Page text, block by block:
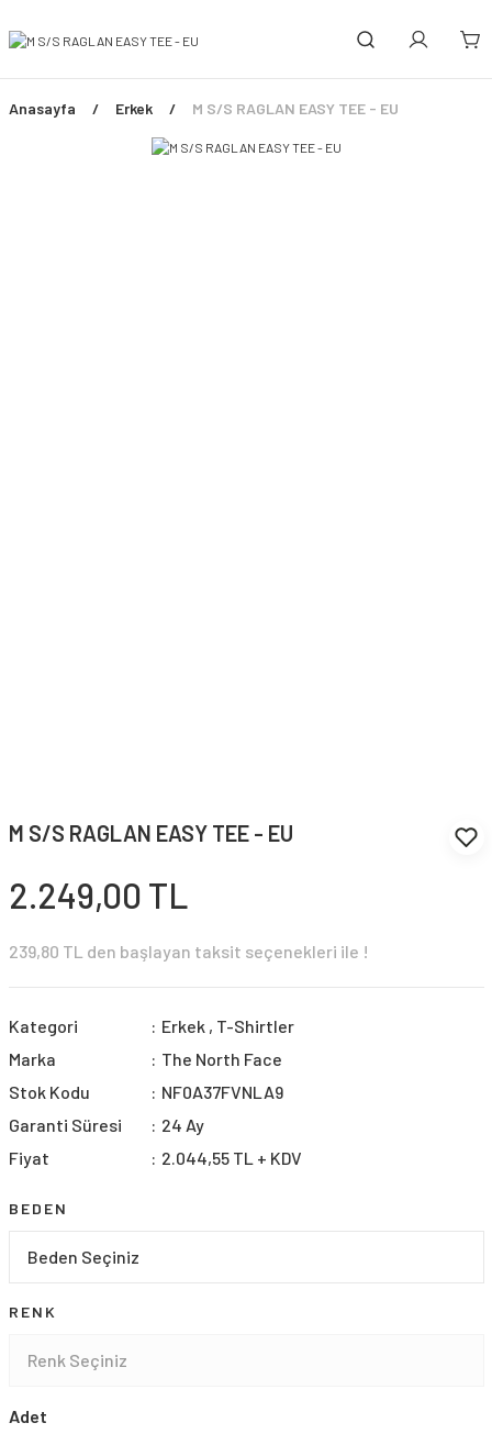
Anasayfa Erkek M S/S RAGLAN EASY TEE - EU
M S/S RAGLAN EASY TEE - EU
2.249,00 TL
239,80 TL den başlayan taksit seçenekleri ile !
Kategori Erkek , T-Shirtler
Marka
The North Face
Stok Kodu
NF0A37FVNLA9
Garanti Süresi
24 Ay
Fiyat
2.044,55 TL + KDV
BEDEN
RENK
Adet